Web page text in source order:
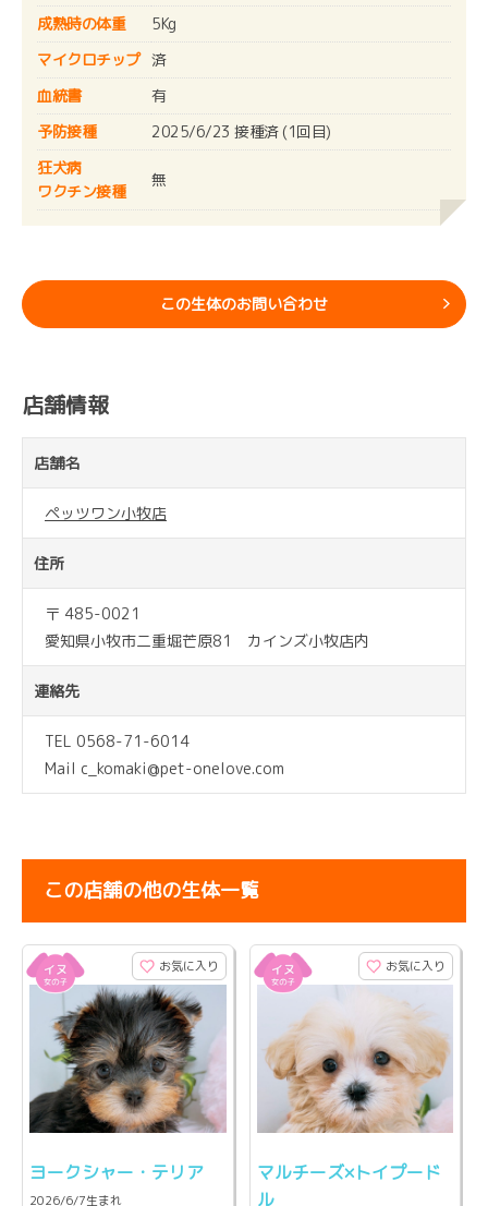
成熟時の体重
5Kg
マイクロチップ 済
血統書
有
予防接種
2025/6/23 接種済 (1回目)
狂犬病
ワクチン接種
無
この生体のお問い合わせ
店舗情報
店舗名
ペッツワン小牧店
住所
〒 485-0021
愛知県小牧市二重堀芒原81 カインズ小牧店内
連絡先
TEL 0568-71-6014
Mail c_komaki@pet-onelove.com
この店舗の他の生体一覧
お気に入り
ヨークシャー・テリア
2026/6/7生まれ
お気に入り
マルチーズ×トイプード
ル